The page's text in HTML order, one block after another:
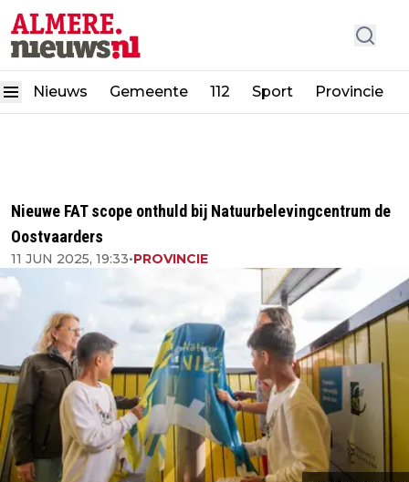
Nieuws Gemeente 112 Sport Provincie
Nieuwe FAT scope onthuld bij Natuurbelevingcentrum de
Oostvaarders
11 JUN 2025, 19:33•PROVINCIE